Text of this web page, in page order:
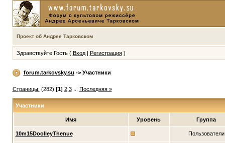
Проект об Андрее Тарковском
Здравствуйте Гость ( Вход| Регистрация)
forum.tarkovsky.su -> Участники
Страницы: (282) [1] 2 3... Последняя »
Участники
Имя Уровень Группа
10m15DoolleyThenue Пользователи